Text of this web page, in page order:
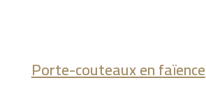
Porte-couteaux en faïence